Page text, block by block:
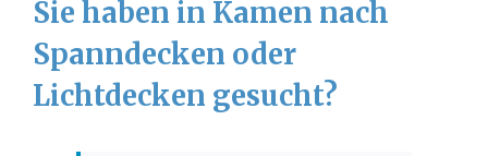
Sie haben in Kamen nach
Spanndecken oder
Lichtdecken gesucht?